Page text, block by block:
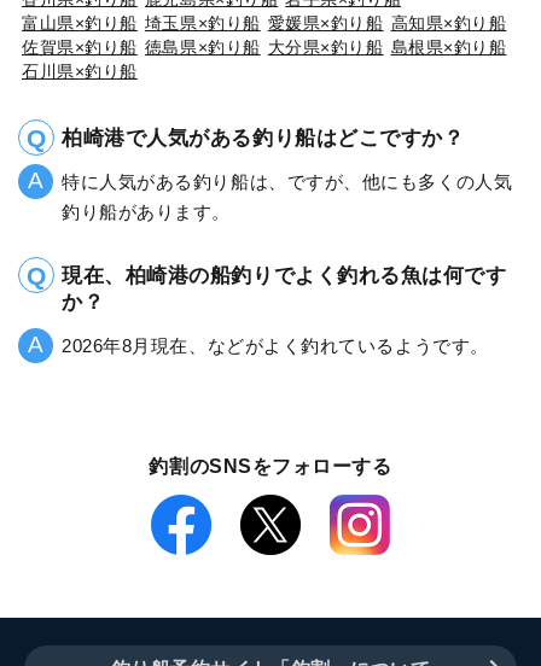
富山県×釣り船 埼玉県×釣り船 愛媛県×釣り船 高知県×釣り船
佐賀県×釣り船 徳島県×釣り船 大分県×釣り船 島根県×釣り船
石川県×釣り船
柏崎港で人気がある釣り船はどこですか？
特に人気がある釣り船は、ですが、他にも多くの人気
釣り船があります。
現在、柏崎港の船釣りでよく釣れる魚は何です
か？
2026年8月現在、などがよく釣れているようです。
釣割のSNSをフォローする